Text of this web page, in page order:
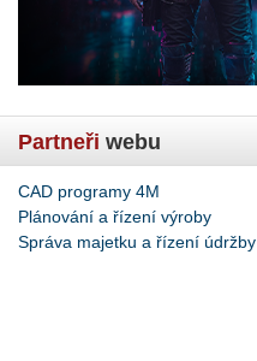
Partneři webu
CAD programy 4M
Plánování a řízení výroby
Správa majetku a řízení údržby